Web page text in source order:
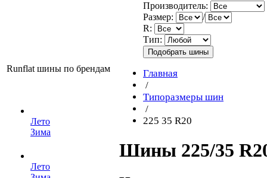
Runflat шины по брендам
Лето
Зима
Лето
Производитель:
Размер:
/
R:
Тип:
Главная
/
Типоразмеры шин
/
225 35 R20
Шины 225/35